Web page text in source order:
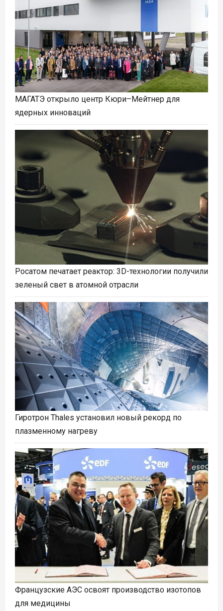
МАГАТЭ открыло центр Кюри–Мейтнер для
ядерных инноваций
Росатом печатает реактор: 3D-технологии получили
зеленый свет в атомной отрасли
Гиротрон Thales установил новый рекорд по
плазменному нагреву
Французские АЭС освоят производство изотопов
для медицины